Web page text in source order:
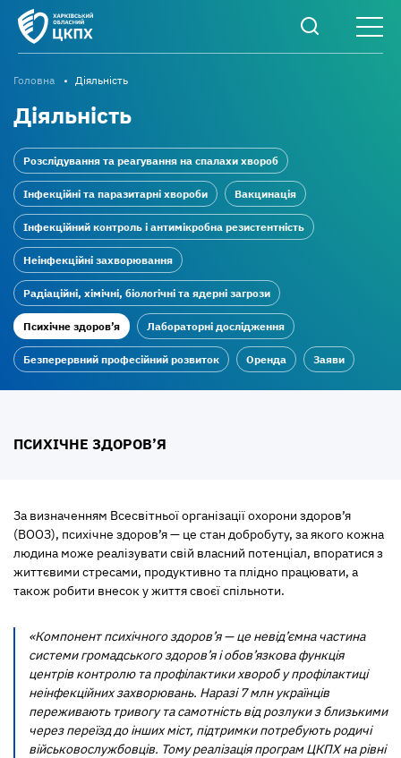
Головна Діяльність
Діяльність
Розслідування та реагування на спалахи хвороб
Інфекційні та паразитарні хвороби Вакцинація
Інфекційний контроль і антимікробна резистентність
Неінфекційні захворювання
Радіаційні, хімічні, біологічні та ядерні загрози
Психічне здоров’я Лабораторні дослідження
Безперервний професійний розвиток Оренда Заяви
ПСИХІЧНЕ ЗДОРОВ’Я
За визначенням Всесвітньої організації охорони здоров’я
(ВООЗ), психічне здоров’я — це стан добробуту, за якого кожна
людина може реалізувати свій власний потенціал, впоратися з
життєвими стресами, продуктивно та плідно працювати, а
також робити внесок у життя своєї спільноти.
«Компонент психічного здоров’я — це невід’ємна частина
системи громадського здоров’я і обов’язкова функція
центрів контролю та профілактики хвороб у профілактиці
неінфекційних захворювань. Наразі 7 млн українців
переживають тривогу та самотність від розлуки з близькими
через переїзд до інших міст, підтримки потребують родичі
військовослужбовців. Тому реалізація програм ЦКПХ на рівні